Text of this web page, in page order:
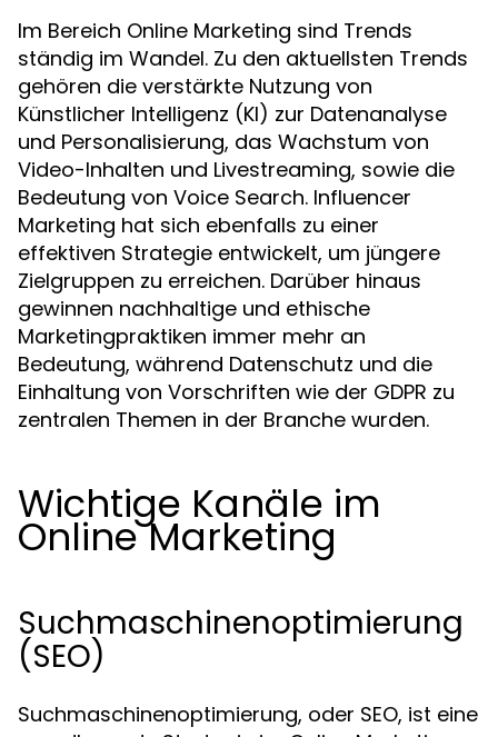
Im Bereich Online Marketing sind Trends
ständig im Wandel. Zu den aktuellsten Trends
gehören die verstärkte Nutzung von
Künstlicher Intelligenz (KI) zur Datenanalyse
und Personalisierung, das Wachstum von
Video-Inhalten und Livestreaming, sowie die
Bedeutung von Voice Search. Influencer
Marketing hat sich ebenfalls zu einer
effektiven Strategie entwickelt, um jüngere
Zielgruppen zu erreichen. Darüber hinaus
gewinnen nachhaltige und ethische
Marketingpraktiken immer mehr an
Bedeutung, während Datenschutz und die
Einhaltung von Vorschriften wie der GDPR zu
zentralen Themen in der Branche wurden.
Wichtige Kanäle im
Online Marketing
Suchmaschinenoptimierung
(SEO)
Suchmaschinenoptimierung, oder SEO, ist eine